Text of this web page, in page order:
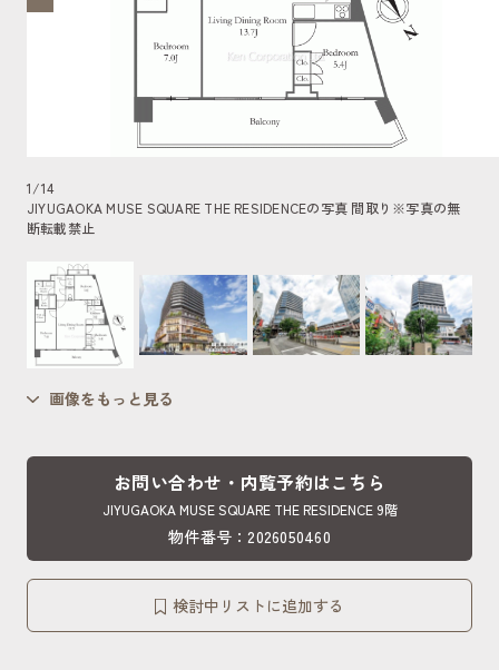
1/14
JIYUGAOKA MUSE SQUARE THE RESIDENCEの写真 間取り ※写真の無
断転載禁止
画像をもっと見る
お問い合わせ・内覧予約はこちら
JIYUGAOKA MUSE SQUARE THE RESIDENCE 9階
物件番号：2026050460
検討中リストに追加する